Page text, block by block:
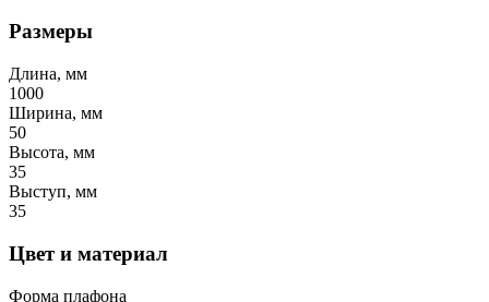
Размеры
Длина, мм
1000
Ширина, мм
50
Высота, мм
35
Выступ, мм
35
Цвет и материал
Форма плафона